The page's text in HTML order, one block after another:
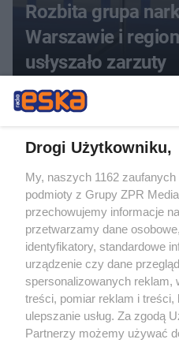
Rozbita grupa
Warszawie i
usłyszało zarzuty
ZOBACZ WIĘCEJ
Drogi Użytkowniku,
My, naszych 1162
podmioty z Grupy ZPR
przechowujemy informacje
przetwarzamy dane
identyfikatory, standardowe
urządzenie czy dane
spersonalizowanych reklam,
treści, pomiar reklam i treści,
ulepszanie usług. Za zgodą
Partnerzy możemy używać